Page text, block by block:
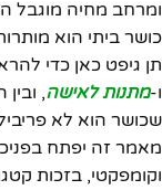
ומרחב מחיה
תן גיפט כאן כדי
ו-מתנות לאישה,
שכושר הוא לא
מאמר זה יפתח
וקומפקטי, בזכות